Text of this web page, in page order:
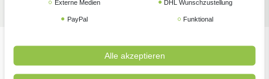
Unsere beliebtesten Marken
Externe Medien DHL Wunschzustellung
PayPal Funktional
Alle akzeptieren